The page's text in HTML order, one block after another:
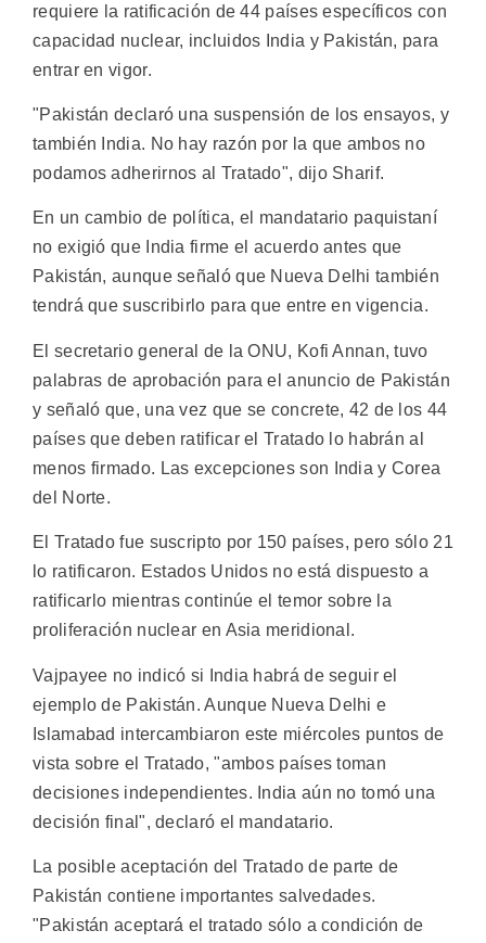
requiere la ratificación de 44 países específicos con
capacidad nuclear, incluidos India y Pakistán, para
entrar en vigor.
"Pakistán declaró una suspensión de los ensayos, y
también India. No hay razón por la que ambos no
podamos adherirnos al Tratado", dijo Sharif.
En un cambio de política, el mandatario paquistaní
no exigió que India firme el acuerdo antes que
Pakistán, aunque señaló que Nueva Delhi también
tendrá que suscribirlo para que entre en vigencia.
El secretario general de la ONU, Kofi Annan, tuvo
palabras de aprobación para el anuncio de Pakistán
y señaló que, una vez que se concrete, 42 de los 44
países que deben ratificar el Tratado lo habrán al
menos firmado. Las excepciones son India y Corea
del Norte.
El Tratado fue suscripto por 150 países, pero sólo 21
lo ratificaron. Estados Unidos no está dispuesto a
ratificarlo mientras continúe el temor sobre la
proliferación nuclear en Asia meridional.
Vajpayee no indicó si India habrá de seguir el
ejemplo de Pakistán. Aunque Nueva Delhi e
Islamabad intercambiaron este miércoles puntos de
vista sobre el Tratado, "ambos países toman
decisiones independientes. India aún no tomó una
decisión final", declaró el mandatario.
La posible aceptación del Tratado de parte de
Pakistán contiene importantes salvedades.
"Pakistán aceptará el tratado sólo a condición de